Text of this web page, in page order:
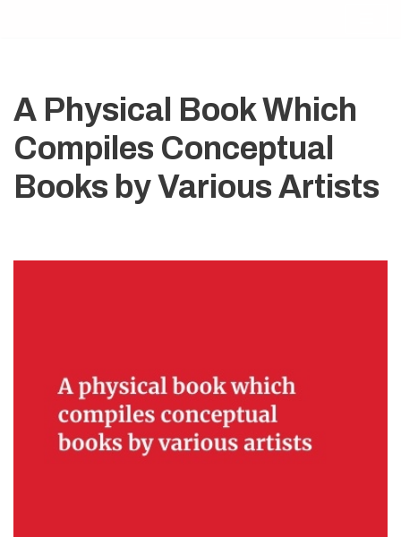
A Physical Book Which
Compiles Conceptual
Books by Various Artists